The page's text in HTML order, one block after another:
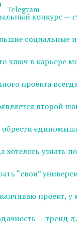
Telegram
конкурс —
социальные
ключ в карьере
проекта
второй
узнать
“свои”
проект,
— тренд